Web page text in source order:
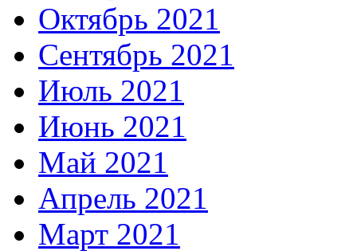
Октябрь 2021
Сентябрь 2021
Июль 2021
Июнь 2021
Май 2021
Апрель 2021
Март 2021